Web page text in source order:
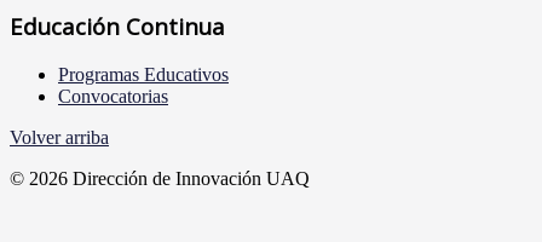
Educación Continua
Programas Educativos
Convocatorias
Volver arriba
© 2026 Dirección de Innovación UAQ